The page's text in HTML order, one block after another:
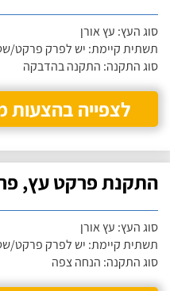
סוג העץ: עץ אורן
תשתית קיימת: יש לפרק פרקט/
סוג התקנה: התקנה בהדבקה
לצפייה בהצעות
התקנת פרקט עץ,
סוג העץ: עץ אורן
תשתית קיימת: יש לפרק פרקט/
סוג התקנה: הנחה צפה